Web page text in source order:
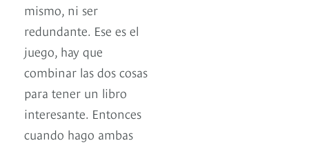
mismo, ni ser
redundante. Ese es el
juego, hay que
combinar las dos cosas
para tener un libro
interesante. Entonces
cuando hago ambas